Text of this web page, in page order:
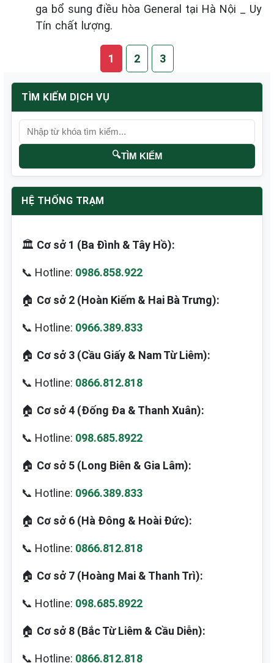
ga bổ sung điều hòa General tại Hà Nội _ Uy
Tín chất lượng.
1 2 3
TÌM KIẾM DỊCH VỤ
🔍TÌM KIẾM
HỆ THỐNG TRẠM
🏛️ Cơ sở 1 (Ba Đình & Tây Hồ):
📞 Hotline: 0986.858.922
🏠 Cơ sở 2 (Hoàn Kiếm & Hai Bà Trưng):
📞 Hotline: 0966.389.833
🏠 Cơ sở 3 (Cầu Giấy & Nam Từ Liêm):
📞 Hotline: 0866.812.818
🏠 Cơ sở 4 (Đống Đa & Thanh Xuân):
📞 Hotline: 098.685.8922
🏠 Cơ sở 5 (Long Biên & Gia Lâm):
📞 Hotline: 0966.389.833
🏠 Cơ sở 6 (Hà Đông & Hoài Đức):
📞 Hotline: 0866.812.818
🏠 Cơ sở 7 (Hoàng Mai & Thanh Trì):
📞 Hotline: 098.685.8922
🏠 Cơ sở 8 (Bắc Từ Liêm & Cầu Diễn):
📞 Hotline: 0866.812.818